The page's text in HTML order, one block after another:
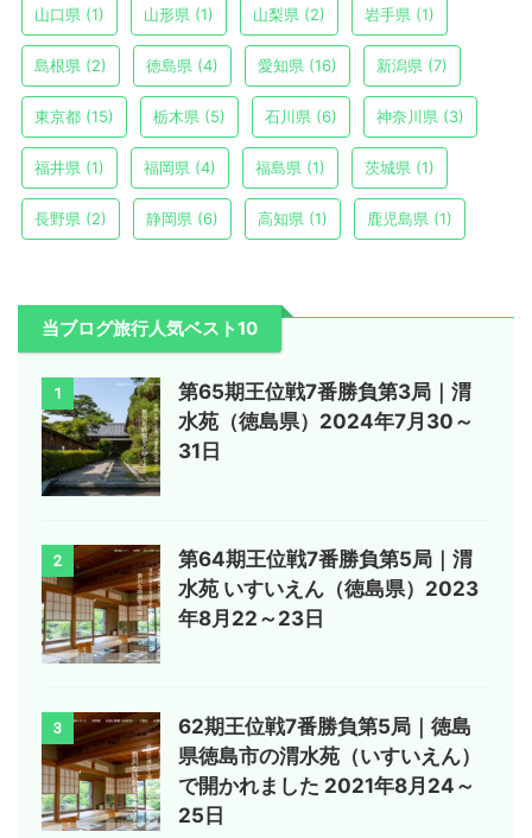
山口県 (1) 山形県 (1) 山梨県 (2) 岩手県 (1)
島根県 (2) 徳島県 (4) 愛知県 (16) 新潟県 (7)
東京都 (15) 栃木県 (5) 石川県 (6) 神奈川県 (3)
福井県 (1) 福岡県 (4) 福島県 (1) 茨城県 (1)
長野県 (2) 静岡県 (6) 高知県 (1) 鹿児島県 (1)
当ブログ旅行人気ベスト10
1
第65期王位戦7番勝負第3局｜渭
水苑（徳島県）2024年7月30～
31日
2
第64期王位戦7番勝負第5局｜渭
水苑 いすいえん（徳島県）2023
年8月22～23日
3
62期王位戦7番勝負第5局｜徳島
県徳島市の渭水苑（いすいえん）
で開かれました 2021年8月24～
25日